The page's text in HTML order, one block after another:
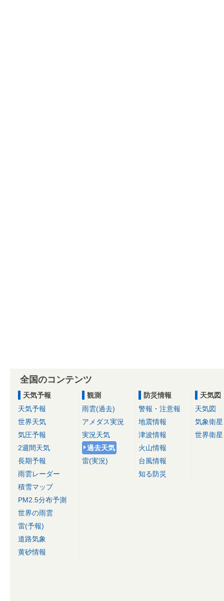
全国のコンテンツ
天気予報
天気予報
世界天気
気圧予報
2週間天気
長期予報
雨雲レーダー
積雪マップ
PM2.5分布予測
世界の雨雲
雷(予報)
道路気象
黄砂情報
観測
雨雲(過去)
アメダス実況
実況天気
過去天気
雷(実況)
防災情報
警報・注意報
地震情報
津波情報
火山情報
台風情報
知る防災
天気図
天気図
気象衛星
世界衛星